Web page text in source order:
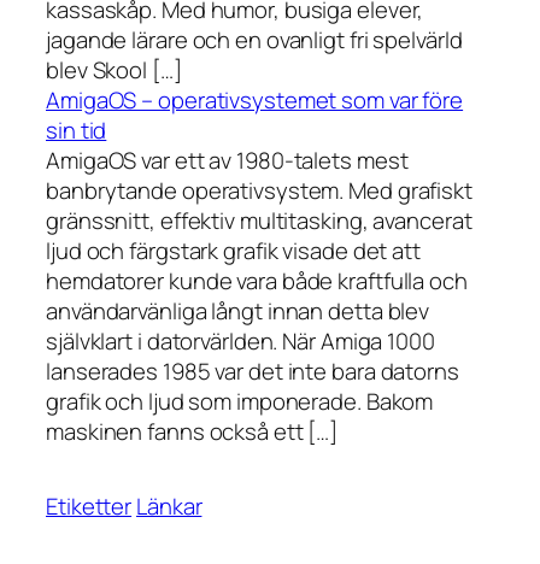
kassaskåp. Med humor, busiga elever,
jagande lärare och en ovanligt fri spelvärld
blev Skool […]
AmigaOS – operativsystemet som var före
sin tid
AmigaOS var ett av 1980-talets mest
banbrytande operativsystem. Med grafiskt
gränssnitt, effektiv multitasking, avancerat
ljud och färgstark grafik visade det att
hemdatorer kunde vara både kraftfulla och
användarvänliga långt innan detta blev
självklart i datorvärlden. När Amiga 1000
lanserades 1985 var det inte bara datorns
grafik och ljud som imponerade. Bakom
maskinen fanns också ett […]
EtiketterLänkar